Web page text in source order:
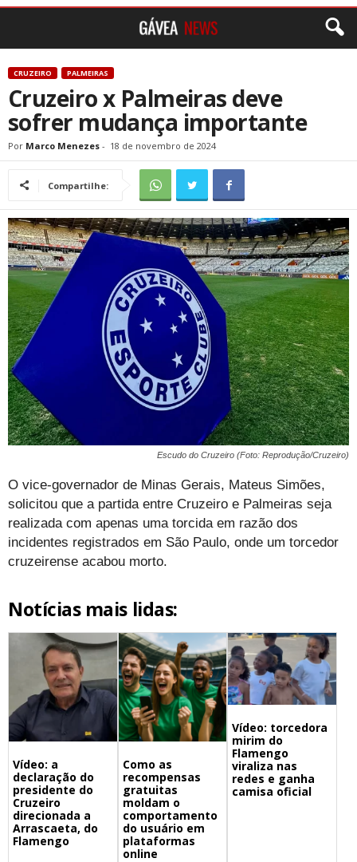
CRUZEIRO PALMEIRAS
Cruzeiro x Palmeiras deve
sofrer mudança importante
Por Marco Menezes - 18 de novembro de 2024
Compartilhe:
Escudo do Cruzeiro (Foto: Reprodução/Cruzeiro)
O vice-governador de Minas Gerais, Mateus Simões,
solicitou que a partida entre Cruzeiro e Palmeiras seja
realizada com apenas uma torcida em razão dos
incidentes registrados em São Paulo, onde um torcedor
cruzeirense acabou morto.
Notícias mais lidas:
Vídeo: a
declaração do
presidente do
Cruzeiro
direcionada a
Arrascaeta, do
Flamengo
Como as
recompensas
gratuitas
moldam o
comportamento
do usuário em
plataformas
online
Vídeo: torcedora
mirim do
Flamengo
viraliza nas
redes e ganha
camisa oficial